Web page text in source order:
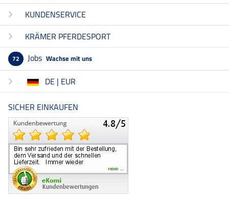
KUNDENSERVICE
KRÄMER PFERDESPORT
72 Jobs Wachse mit uns
DE | EUR
SICHER EINKAUFEN